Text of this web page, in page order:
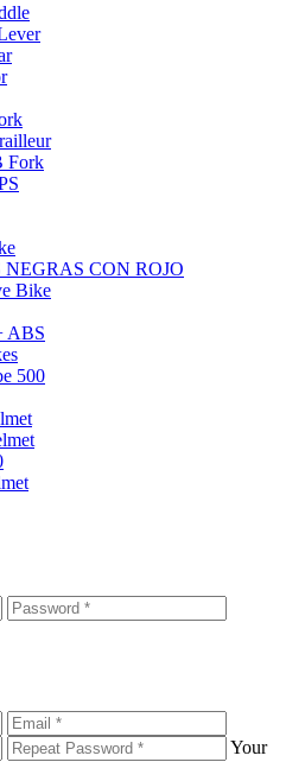
Fork
CON ROJO
Bike
ABS
500
Your